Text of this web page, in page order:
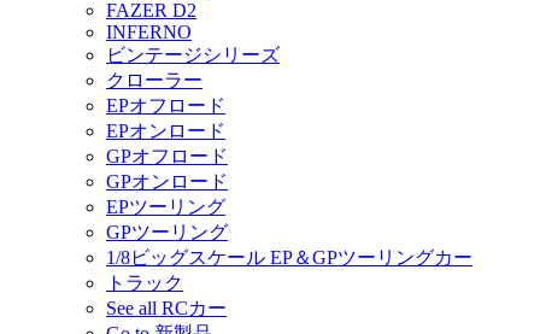
FAZER D2
INFERNO
ビンテージシリーズ
クローラー
EPオフロード
EPオンロード
GPオフロード
GPオンロード
EPツーリング
GPツーリング
1/8ビッグスケール EP＆GPツーリングカー
トラック
See all RCカー